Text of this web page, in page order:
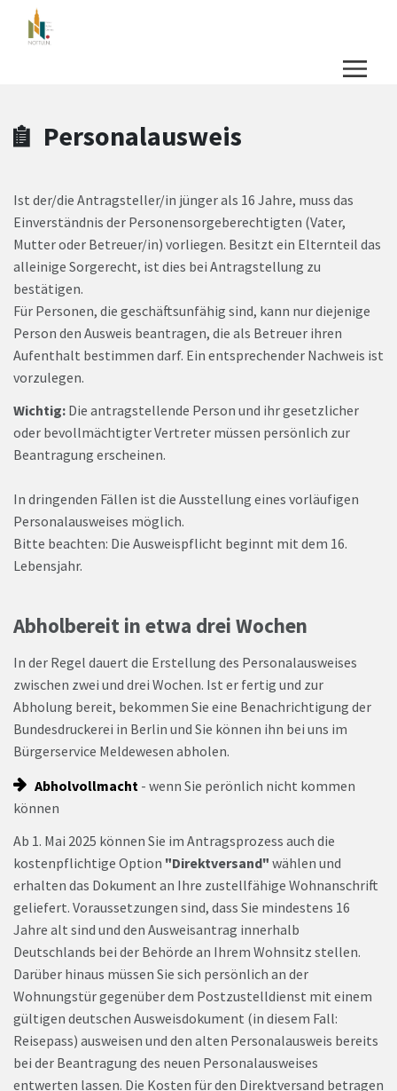
Zum Hauptinhalt springen
Personalausweis
Ist der/die Antragsteller/in jünger als 16 Jahre, muss das
Einverständnis der Personensorgeberechtigten (Vater,
Mutter oder Betreuer/in) vorliegen. Besitzt ein Elternteil das
alleinige Sorgerecht, ist dies bei Antragstellung zu
bestätigen.
Für Personen, die geschäftsunfähig sind, kann nur diejenige
Person den Ausweis beantragen, die als Betreuer ihren
Aufenthalt bestimmen darf. Ein entsprechender Nachweis ist
vorzulegen.
Wichtig: Die antragstellende Person und ihr gesetzlicher
oder bevollmächtigter Vertreter müssen persönlich zur
Beantragung erscheinen.
In dringenden Fällen ist die Ausstellung eines vorläufigen
Personalausweises möglich.
Bitte beachten: Die Ausweispflicht beginnt mit dem 16.
Lebensjahr.
Abholbereit in etwa drei Wochen
In der Regel dauert die Erstellung des Personalausweises
zwischen zwei und drei Wochen. Ist er fertig und zur
Abholung bereit, bekommen Sie eine Benachrichtigung der
Bundesdruckerei in Berlin und Sie können ihn bei uns im
Bürgerservice Meldewesen abholen.
Abholvollmacht - wenn Sie perönlich nicht kommen
können
Ab 1. Mai 2025 können Sie im Antragsprozess auch die
kostenpflichtige Option "Direktversand" wählen und
erhalten das Dokument an Ihre zustellfähige Wohnanschrift
geliefert. Voraussetzungen sind, dass Sie mindestens 16
Jahre alt sind und den Ausweisantrag innerhalb
Deutschlands bei der Behörde an Ihrem Wohnsitz stellen.
Darüber hinaus müssen Sie sich persönlich an der
Wohnungstür gegenüber dem Postzustelldienst mit einem
gültigen deutschen Ausweisdokument (in diesem Fall:
Reisepass) ausweisen und den alten Personalausweis bereits
bei der Beantragung des neuen Personalausweises
entwerten lassen. Die Kosten für den Direktversand betragen